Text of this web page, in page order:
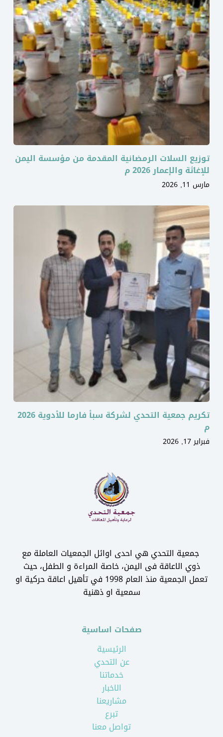
توزيع السلات الرمضانية المقدمة من مؤسسة اليمن
للإغاثة والإعمار 2026 م
مارس 11, 2026
تكريم جمعية التحدي لشركة سبأ فارما للأدوية 2026
م
فبراير 17, 2026
جمعية التحدي هي احدى اوائل الجمعيات العاملة مع
ذوي الاعاقة فى اليمن، خاصة المراءة و الطفل، حيث
تعمل الجمعية منذ العام 1998 في تأهيل اعاقة حركية او
سمعية او ذهنية
صفحات اساسية
الرئيسية
عن التحدي
خدماتنا
الاخبار
مشاريعنا
تبرع
تواصل معنا